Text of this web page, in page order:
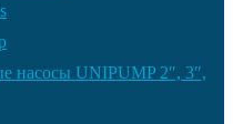
насосы UNIPUMP 2″, 3″,